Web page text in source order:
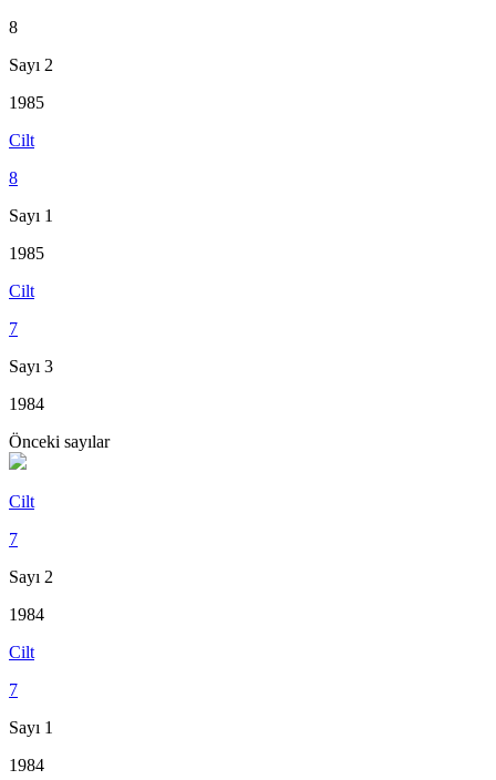
8
Sayı 2
1985
Cilt
8
Sayı 1
1985
Cilt
7
Sayı 3
1984
Önceki sayılar
Cilt
7
Sayı 2
1984
Cilt
7
Sayı 1
1984